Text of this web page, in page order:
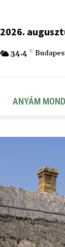
2026.
34.4 C
ANYÁM